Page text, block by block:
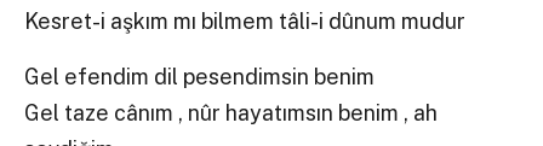
Kesret-i aşkım mı bilmem tâli-i dûnum mudur
Gel efendim dil pesendimsin benim
Gel taze cânım , nûr hayatımsın benim , ah